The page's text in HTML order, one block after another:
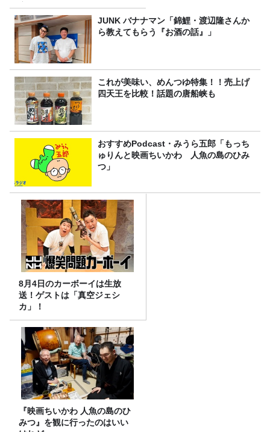
定！
JUNK バナナマン「錦鯉・渡辺隆さんか
ら教えてもらう『お酒の話』」
これが美味い、めんつゆ特集！！売上げ
四天王を比較！話題の唐船峡も
おすすめPodcast・みうら五郎「もっち
ゅりんと映画ちいかわ 人魚の島のひみ
つ」
8月4日のカーボーイは生放
送！ゲストは「真空ジェシ
カ」！
『映画ちいかわ 人魚の島のひ
みつ』を観に行ったのはいい